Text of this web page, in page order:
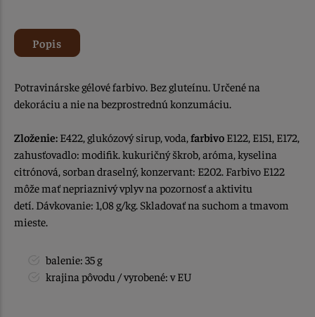
Popis
Potravinárske gélové farbivo. Bez gluteínu. Určené na
dekoráciu a nie na bezprostrednú konzumáciu.
Zloženie: E422, glukózový sirup, voda, farbivo E122, E151, E172,
zahusťovadlo: modifik. kukuričný škrob, aróma, kyselina
citrónová, sorban draselný, konzervant: E202. Farbivo E122
môže mať nepriaznivý vplyv na pozornosť a aktivitu
detí. Dávkovanie: 1,08 g/kg. Skladovať na suchom a tmavom
mieste.
balenie: 35 g
krajina pôvodu / vyrobené: v EU